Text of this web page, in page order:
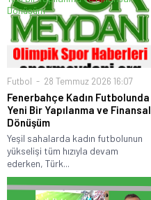
Futbol 28 Temmuz 2026 16:07
Fenerbahçe Kadın Futbolunda
Yeni Bir Yapılanma ve Finansal
Dönüşüm
Yeşil sahalarda kadın futbolunun
yükselişi tüm hızıyla devam
ederken, Türk...